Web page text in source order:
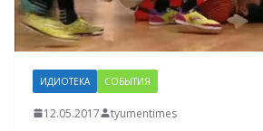
ИДИОТЕКА СОБЫТИЯ
12.05.2017 tyumentimes